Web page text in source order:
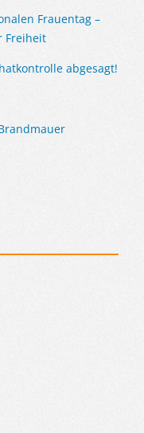
Frauentag –
Freiheit
abgesagt!